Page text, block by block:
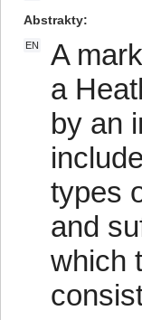
Abstrakty
EN
A
a
by an
types
and
which